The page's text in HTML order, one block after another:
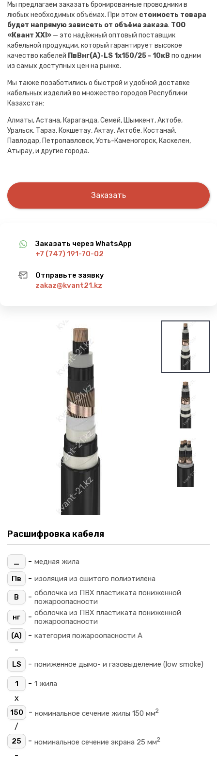
Мы предлагаем заказать бронированные проводники в
любых необходимых объёмах. При этом стоимость товара
будет напрямую зависеть от объёма заказа. ТОО
«Квант XXI» — это надёжный оптовый поставщик
кабельной продукции, который гарантирует высокое
качество кабелей ПвВнг(A)-LS 1х150/25 - 10кВ по одним
из самых доступных цен на рынке.
Мы также позаботились о быстрой и удобной доставке
кабельных изделий во множество городов Республики
Казахстан:
Алматы, Астана, Караганда, Семей, Шымкент, Актобе,
Уральск, Тараз, Кокшетау, Актау, Актобе, Костанай,
Павлодар, Петропавловск, Усть-Каменогорск, Каскелен,
Атырау, и другие города.
Заказать
Заказать через WhatsApp
+7 (747) 191-70-02
Отправьте заявку
zakaz@kvant21.kz
Расшифровка кабеля
_ - медная жила
Пв
- изоляция из сшитого полиэтилена
В - оболочка из ПВХ пластиката пониженной
пожароопасности
нг
- оболочка из ПВХ пластиката пониженной
пожароопасности
(A)
- категория пожароопасности A
-
LS - пониженное дымо- и газовыделение (low smoke)
1 - 1 жила
х
150 - номинальное сечение жилы 150 мм2
/
25 - номинальное сечение экрана 25 мм2
-